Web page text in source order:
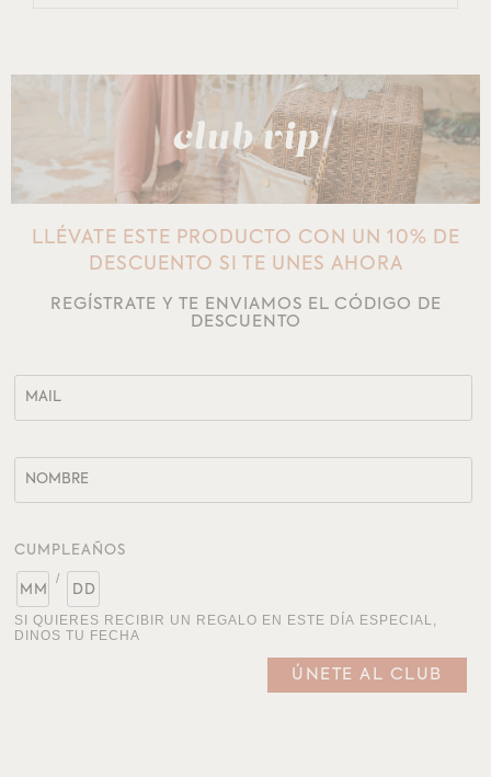
club vip
LLÉVATE ESTE PRODUCTO CON UN 10% DE
DESCUENTO SI TE UNES AHORA
REGÍSTRATE Y TE ENVIAMOS EL CÓDIGO DE
DESCUENTO
CUMPLEAÑOS
/
SI QUIERES RECIBIR UN REGALO EN ESTE DÍA ESPECIAL,
DINOS TU FECHA